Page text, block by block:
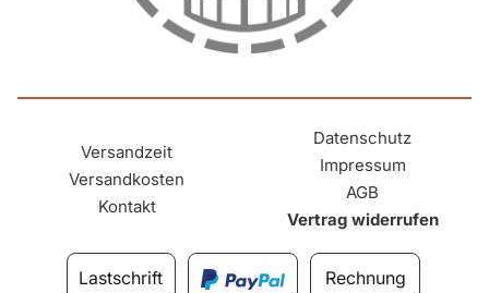
Versandzeit
Versandkosten
Kontakt
Datenschutz
Impressum
AGB
Vertrag widerrufen
Lastschrift Rechnung